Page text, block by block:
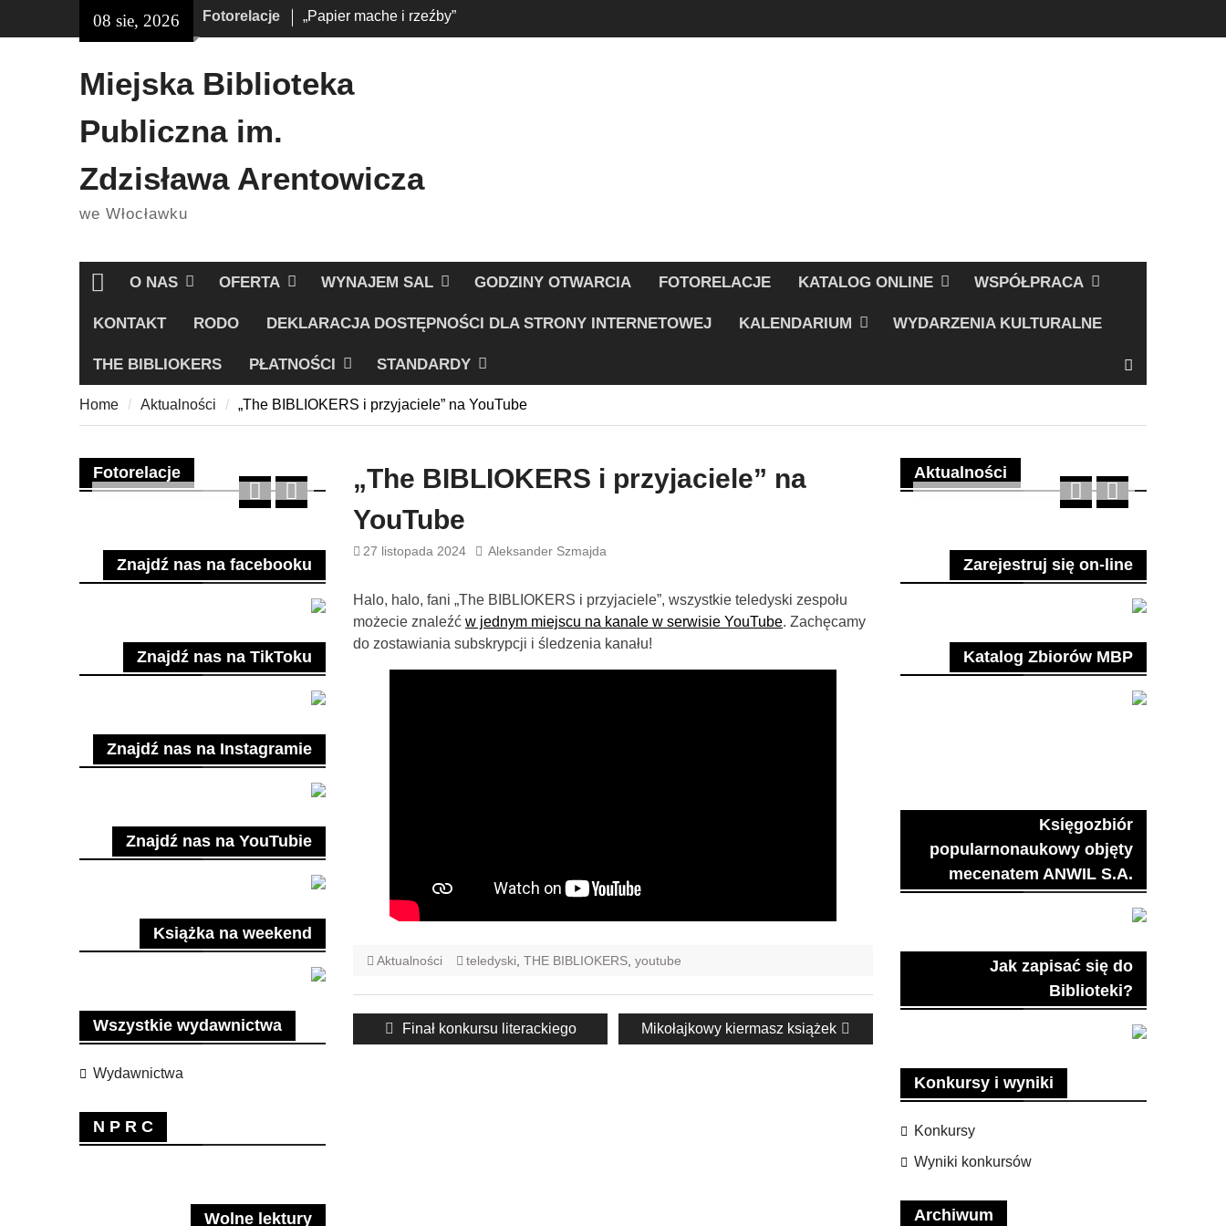
08 sie, 2026 Fotorelacje
„Papier mache i rzeźby”
„Książkobudzik” w Strefie Dziecka
Miejska Biblioteka
Publiczna im.
Zdzisława Arentowicza
we Włocławku
HomeO NAS OFERTA WYNAJEM SAL GODZINY OTWARCIA FOTORELACJE KATALOG ONLINE WSPÓŁPRACA
KONTAKT RODO DEKLARACJA DOSTĘPNOŚCI DLA STRONY INTERNETOWEJ KALENDARIUM WYDARZENIA KULTURALNE
THE BIBLIOKERS PŁATNOŚCI STANDARDY
Home Aktualności „The BIBLIOKERS i przyjaciele” na YouTube
„The BIBLIOKERS i przyjaciele” na
YouTube
27 listopada 2024 Aleksander Szmajda
Halo, halo, fani „The BIBLIOKERS i przyjaciele”, wszystkie teledyski zespołu
możecie znaleźć w jednym miejscu na kanale w serwisie YouTube. Zachęcamy
do zostawiania subskrypcji i śledzenia kanału!
Aktualności teledyski THE BIBLIOKERS youtube
Nawigacja
wpisu
Previous
post:
Finał konkursu literackiego
Next
post:
Mikołajkowy kiermasz książek
Aktualności
Zarejestruj się on-line
Katalog Zbiorów MBP
Księgozbiór
popularnonaukowy objęty
mecenatem ANWIL S.A.
Jak zapisać się do
Biblioteki?
Konkursy i wyniki
Konkursy
Wyniki konkursów
Archiwum
Fotorelacje
Znajdź nas na facebooku
Znajdź nas na TikToku
Znajdź nas na Instagramie
Znajdź nas na YouTubie
Książka na weekend
Wszystkie wydawnictwa
Wydawnictwa
N P R C
Wolne lektury